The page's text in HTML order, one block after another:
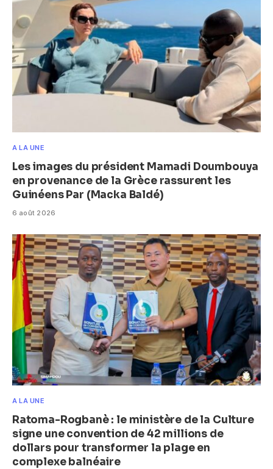
A LA UNE
Les images du président Mamadi Doumbouya
en provenance de la Grèce rassurent les
Guinéens Par (Macka Baldé)
6 août 2026
A LA UNE
Ratoma-Rogbanè : le ministère de la Culture
signe une convention de 42 millions de
dollars pour transformer la plage en
complexe balnéaire